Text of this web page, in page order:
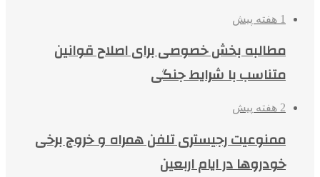
1 هفته پیش
مطالبه بخش خصوصی برای اصلاح قوانین
متناسب با شرایط جنگی
2 هفته پیش
ممنوعیت رجیستری تلفن همراه و خروج برخی
خودروها در ایام اربعین